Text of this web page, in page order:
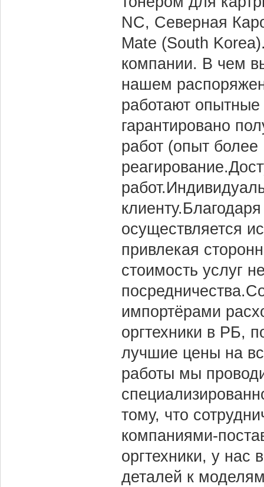
NC, Северная
Mate (South
компании. В чем
нашем
работают
гарантировано
работ (опыт
осуществляется
привлекая
стоимость услуг
импортёрами
оргтехники в РБ,
лучшие цены на
работы мы
тому, что
компаниями-
оргтехники, у нас
деталей к